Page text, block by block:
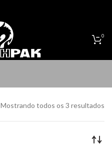
0
Mostrando todos os 3 resultados